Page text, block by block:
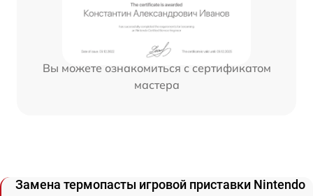
Вы можете ознакомиться с сертификатом
мастера
Замена термопасты игровой приставки Nintendo